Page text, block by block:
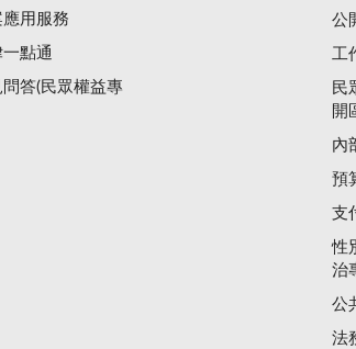
用服務
點通
答(民眾權益專
公
工
民
開
內
預
支
性
治
公
法